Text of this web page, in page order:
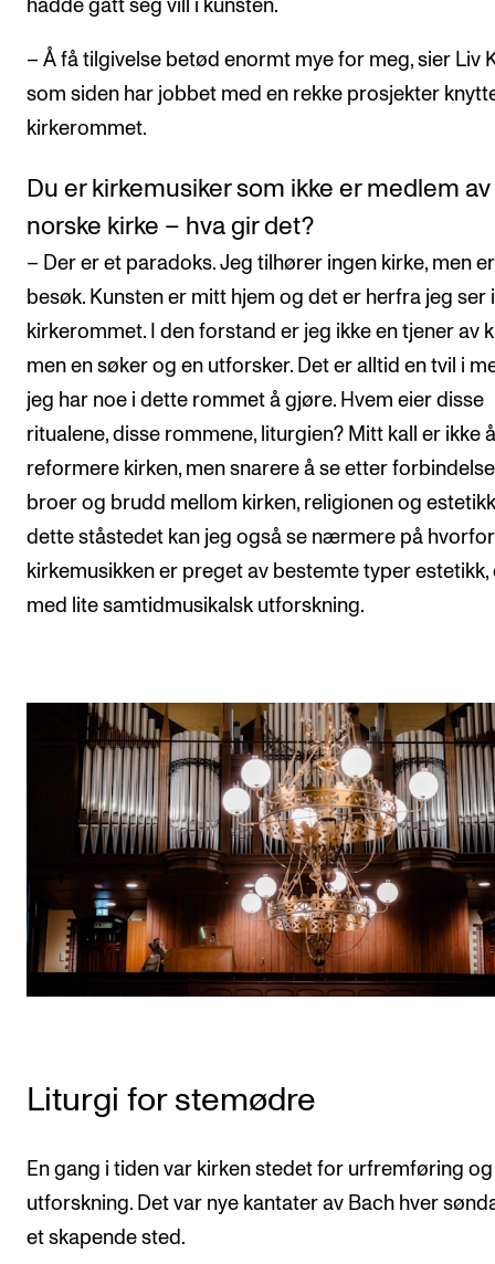
hadde gått seg vill i kunsten.
– Å få tilgivelse betød enormt mye for meg, sier Liv
som siden har jobbet med en rekke prosjekter
kirkerommet.
Du er kirkemusiker som ikke er medlem
norske kirke – hva gir det?
– Der er et paradoks. Jeg tilhører ingen kirke, men
besøk. Kunsten er mitt hjem og det er herfra jeg ser
kirkerommet. I den forstand er jeg ikke en tjener av
men en søker og en utforsker. Det er alltid en tvil i
jeg har noe i dette rommet å gjøre. Hvem eier disse
ritualene, disse rommene, liturgien? Mitt kall er ikke å
reformere kirken, men snarere å se etter
broer og brudd mellom kirken, religionen og
dette ståstedet kan jeg også se nærmere på hvorfor
kirkemusikken er preget av bestemte typer estetikk,
med lite samtidmusikalsk utforskning.
Liturgi for stemødre
En gang i tiden var kirken stedet for urfremføring og
utforskning. Det var nye kantater av Bach hver
et skapende sted.